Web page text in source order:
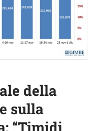
della
sulla
“Timidi